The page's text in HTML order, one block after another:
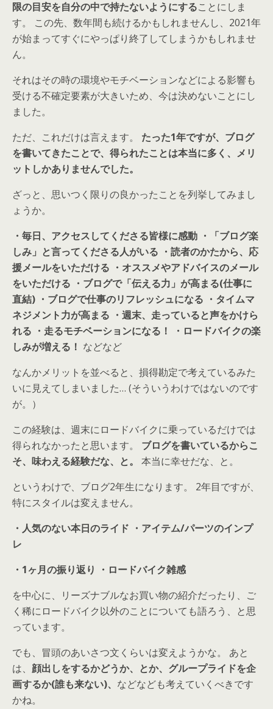
限の目安を自分の中で持たないようにすることにしま
す。 この先、数年間も続けるかもしれませんし、2021年
が始まってすぐにやっぱり終了してしまうかもしれませ
ん。
それはその時の環境やモチベーションなどによる影響も
受ける不確定要素が大きいため、今は決めないことにし
ました。
ただ、これだけは言えます。 たった1年ですが、ブログ
を書いてきたことで、得られたことは本当に多く、メリ
ットしかありませんでした。
ざっと、思いつく限りの良かったことを列挙してみまし
ょうか。
・毎日、 アクセスしてくださる皆様に感動 ・「ブログ楽
しみ」と言ってくださる人がいる ・読者のかたから、応
援メールをいただける ・オススメやアドバイスのメール
をいただける ・ブログで「伝える力」が高まる(仕事に
直結) ・ブログで仕事のリフレッシュになる ・タイムマ
ネジメント力が高まる ・週末、走っていると声をかけら
れる ・走るモチベーションになる！ ・ロードバイクの楽
しみが増える！ などなど
なんかメリットを並べると、損得勘定で考えているみた
いに見えてしまいました… (そういうわけではないのです
が。）
この経験は、週末にロードバイクに乗っているだけでは
得られなかったと思います。 ブログを書いているからこ
そ、味わえる経験だな、と。
本当に幸せだな、と。
というわけで、ブログ2年生になります。 2年目ですが、
特にスタイルは変えません。
・人気のない本日のライド ・アイテム/パーツのインプ
レ
・1ヶ月の振り返り ・ロードバイク雑感
を中心に、リーズナブルなお買い物の紹介だったり、ご
く稀にロードバイク以外のことについても語ろう、と思
っています。
でも、冒頭のあいさつ文くらいは変えようかな。 あと
は、 顔出しをするかどうか、とか、グループライドを企
画するか(誰も来ない)、 などなども考えていくべきです
かね。